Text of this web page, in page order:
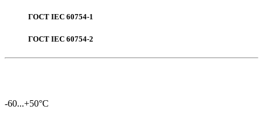
ГОСТ IEC 60754-1
ГОСТ IEC 60754-2
-60...+50°С